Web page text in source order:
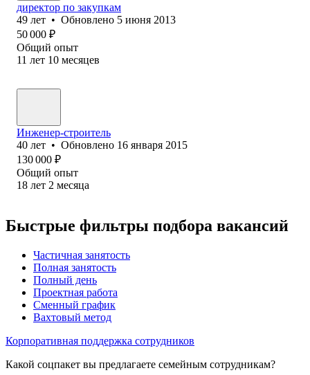
директор по закупкам
49 лет • Обновлено 5 июня 2013
50 000 ₽
Общий опыт
11 лет 10 месяцев
Инженер-строитель
40 лет • Обновлено 16 января 2015
130 000 ₽
Общий опыт
18 лет 2 месяца
Быстрые фильтры подбора вакансий
Частичная занятость
Полная занятость
Полный день
Проектная работа
Сменный график
Вахтовый метод
Корпоративная поддержка сотрудников
Какой соцпакет вы предлагаете семейным сотрудникам?